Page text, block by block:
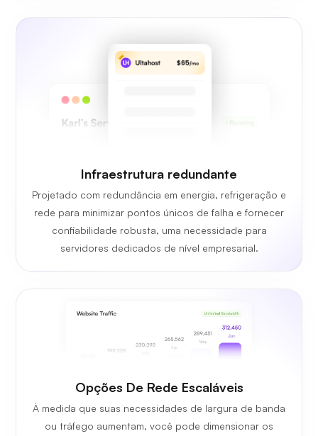
Infraestrutura redundante
Projetado com redundância em energia, refrigeração e
rede para minimizar pontos únicos de falha e fornecer
confiabilidade robusta, uma necessidade para
servidores dedicados de nível empresarial.
Opções De Rede Escaláveis
À medida que suas necessidades de largura de banda
ou tráfego aumentam, você pode dimensionar os